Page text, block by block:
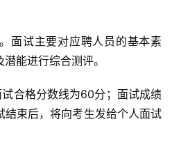
面试主要对应聘人员的基本素
能进行综合测评。
合格分数线为60分；面试成绩
结束后，将向考生发给个人面试